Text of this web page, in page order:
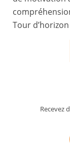
Tour
Recevez